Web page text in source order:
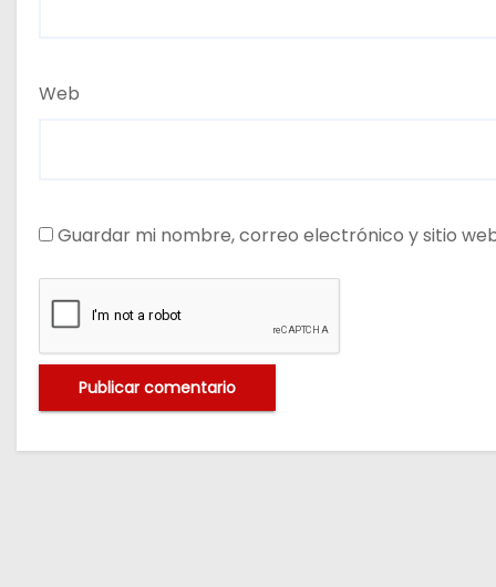
Web
Guardar mi nombre, correo electrónico y sitio